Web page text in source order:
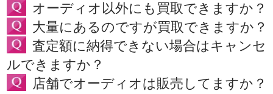
オーディオ以外にも買取できますか？
大量にあるのですが買取できますか？
査定額に納得できない場合はキャンセ
ルできますか？
店舗でオーディオは販売してますか？